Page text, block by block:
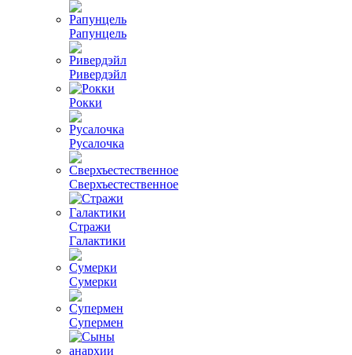
Рапунцель
Ривердэйл
Рокки
Русалочка
Сверхъестественное
Стражи
Галактики
Сумерки
Супермен